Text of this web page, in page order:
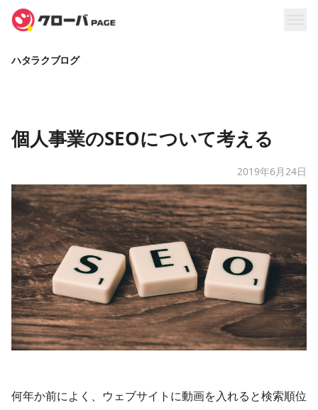
ハタラクブログ
​個人事業のSEOについて考える
2019年6月24日
何年か前によく、ウェブサイトに動画を入れると検索順位